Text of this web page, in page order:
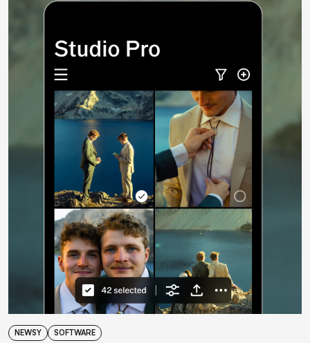
NEWSY SOFTWARE